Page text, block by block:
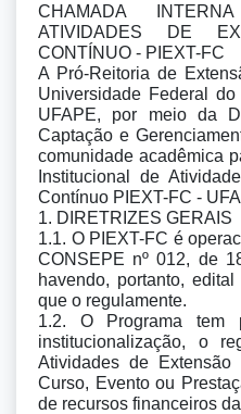
CHAMADA
ATIVIDADES DE
CONTÍNUO - PIEXT-FC
A Pró-Reitoria de
Universidade Federal
UFAPE, por meio da
Captação e
comunidade acadêmica
Institucional de
Contínuo PIEXT-FC -
1. DIRETRIZES GERAIS
1.1. O PIEXT-FC é
CONSEPE nº 012, de
havendo, portanto,
que o regulamente.
1.2. O Programa tem
institucionalização, o
Atividades de Extensão
Curso, Evento ou
de recursos financeiros